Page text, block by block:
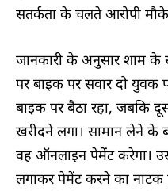
सतर्कता के चलते आरोपी
जानकारी के अनुसार शाम के
पर बाइक पर सवार दो
बाइक पर बैठा रहा, जबकि
खरीदने लगा। सामान लेने के
वह ऑनलाइन पेमेंट करेगा।
लगाकर पेमेंट करने का नाटक